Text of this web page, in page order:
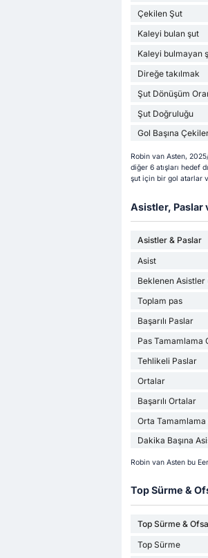
Çekilen Şut
Kaleyi bulan şut
Kaleyi bulmayan
Direğe takılmak
Şut Dönüşüm
Şut Doğruluğu
Gol Başına
Robin van Asten,
diğer 6 atışları hedef
şut için bir gol atarlar
Asistler, Paslar
Asistler & Paslar
Asist
Beklenen Asistler
Toplam pas
Başarılı Paslar
Pas Tamamlama
Tehlikeli Paslar
Ortalar
Başarılı Ortalar
Orta Tamamlama
Dakika Başına
Robin van Asten bu
Top Sürme &
Top Sürme &
Top Sürme